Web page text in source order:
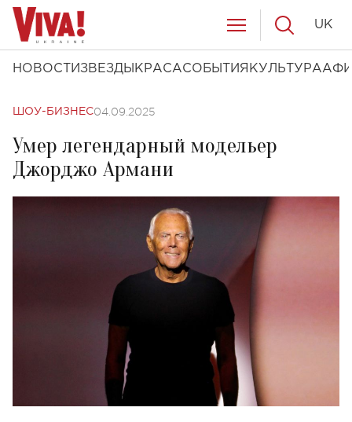
НОВОСТИ ЗВЕЗДЫ КРАСАСОБЫТИЯ КУЛЬТУРА
UK
ШОУ-БИЗНЕС04.09.2025
Умер легендарный модельер
Джорджо Армани